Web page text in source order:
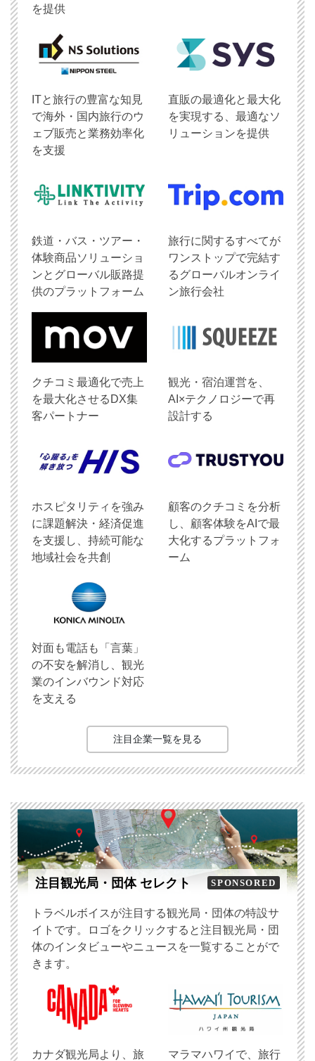
を提供
ITと旅行の豊富な知見
で海外・国内旅行のウ
ェブ販売と業務効率化
を支援
直販の最適化と最大化
を実現する、最適なソ
リューションを提供
鉄道・バス・ツアー・
体験商品ソリューショ
ンとグローバル販路提
供のプラットフォーム
旅行に関するすべてが
ワンストップで完結す
るグローバルオンライ
ン旅行会社
クチコミ最適化で売上
を最大化させるDX集
客パートナー
観光・宿泊運営を、
AI×テクノロジーで再
設計する
ホスピタリティを強み
に課題解決・経済促進
を支援し、持続可能な
地域社会を共創
顧客のクチコミを分析
し、顧客体験をAIで最
大化するプラットフォ
ーム
対面も電話も「言葉」
の不安を解消し、観光
業のインバウンド対応
を支える
注目企業一覧を見る
注目観光局・団体 セレクト SPONSORED
トラベルボイスが注目する観光局・団体の特設サ
イトです。ロゴをクリックすると注目観光局・団
体のインタビューやニュースを一覧することがで
きます。
​カナダ観光局より、旅
マラマハワイで、旅行